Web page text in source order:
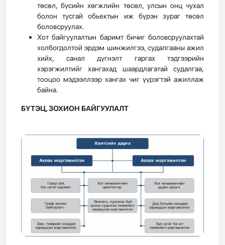
төсөл, бүсийн хөгжлийн төсөл, улсын онц чухал
болон тусгай обьектын иж бүрэн зураг төсөл
боловсруулах.
Хот байгуулалтын баримт бичиг боловсруулахтай
холбогдолтой эрдэм шинжилгээ, судалгааны ажил
хийх, санал дүгнэлт гаргах тэдгээрийн
хэрэгжилтийг хангахад шаардлагатай судалгаа,
тооцоо мэдээллээр хангах чиг үүрэгтэй ажиллаж
байна.
БҮТЭЦ, ЗОХИОН БАЙГУУЛАЛТ